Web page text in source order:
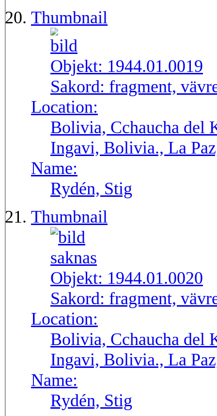
Thumbnail
Objekt: 1944.01.0019
Sakord: fragment,
Location:
Bolivia, Cchaucha del
Ingavi, Bolivia., La
Name:
Rydén, Stig
Thumbnail
Objekt: 1944.01.0020
Sakord: fragment,
Location:
Bolivia, Cchaucha del
Ingavi, Bolivia., La
Name:
Rydén, Stig